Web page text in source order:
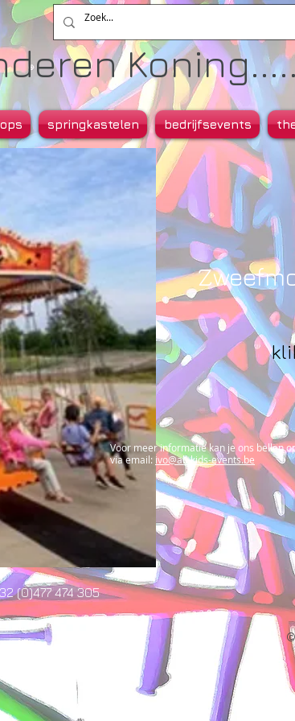
springkastelen bedrijfsevents
Voor meer informatie kan je ons bellen
via email: ivo@all-kids-events.be
(0)477 474 305